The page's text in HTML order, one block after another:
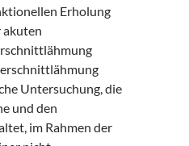
Erholung
akuten
Untersuchung, die
und den
im Rahmen der